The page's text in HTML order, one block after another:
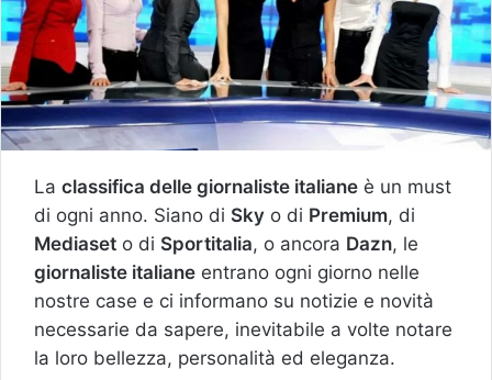
La classifica delle giornaliste italiane è un must
di ogni anno. Siano di Sky o di Premium, di
Mediaset o di Sportitalia, o ancora Dazn, le
giornaliste italiane entrano ogni giorno nelle
nostre case e ci informano su notizie e novità
necessarie da sapere, inevitabile a volte notare
la loro bellezza, personalità ed eleganza.